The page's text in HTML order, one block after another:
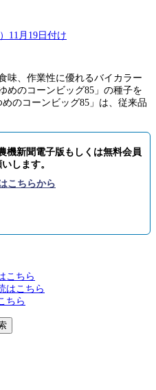
11月19日付け
味、作業性に優れるバイカラー
めのコーンビッグ85」の種子を
のコーンビッグ85」は、従来品
機新聞電子版もしくは無料会員
します。
こちら
はこちら
ちら